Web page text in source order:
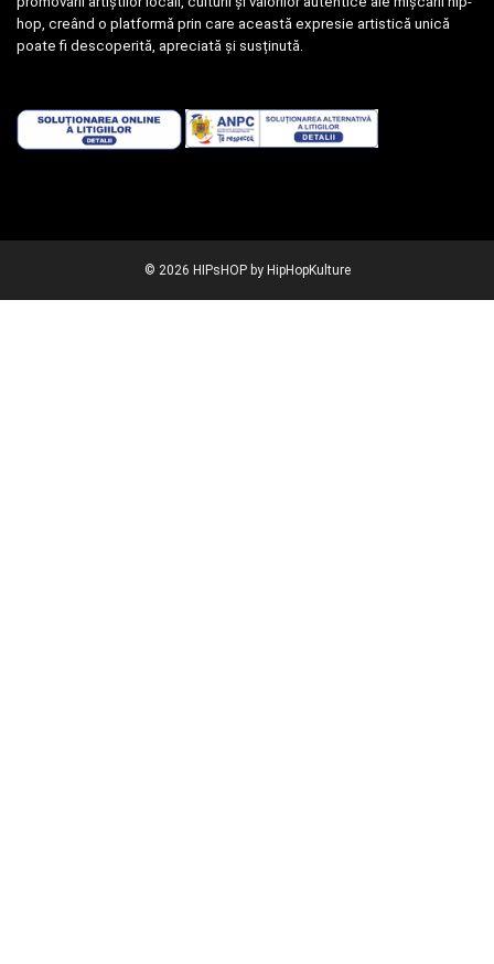
hop, creând o platformă prin care această expresie artistică unică
poate fi descoperită, apreciată și susținută.
© 2026 HIPsHOP by HipHopKulture